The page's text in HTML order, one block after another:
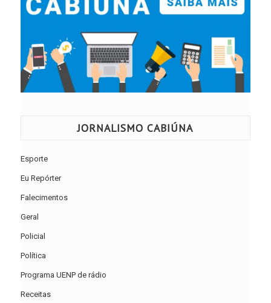
JORNALISMO CABIÚNA
Esporte
Eu Repórter
Falecimentos
Geral
Policial
Política
Programa UENP de rádio
Receitas